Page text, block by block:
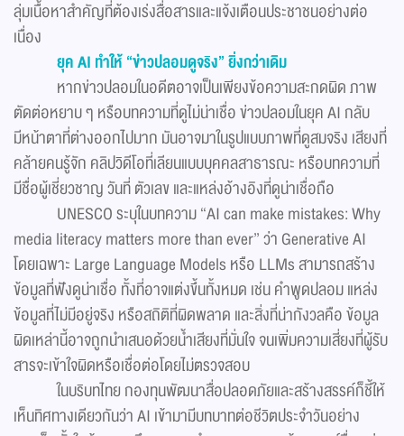
ลุ่มเนื้อหาสำคัญที่ต้องเร่งสื่อสารและแจ้งเตือนประชาชนอย่างต่อ
เนื่อง
ยุค AI ทำให้ “ข่าวปลอมดูจริง” ยิ่งกว่าเดิม
หากข่าวปลอมในอดีตอาจเป็นเพียงข้อความสะกดผิด ภาพ
ตัดต่อหยาบ ๆ หรือบทความที่ดูไม่น่าเชื่อ ข่าวปลอมในยุค AI กลับ
มีหน้าตาที่ต่างออกไปมาก มันอาจมาในรูปแบบภาพที่ดูสมจริง เสียงที่
คล้ายคนรู้จัก คลิปวิดีโอที่เลียนแบบบุคคลสาธารณะ หรือบทความที่
มีชื่อผู้เชี่ยวชาญ วันที่ ตัวเลข และแหล่งอ้างอิงที่ดูน่าเชื่อถือ
UNESCO ระบุในบทความ “AI can make mistakes: Why
media literacy matters more than ever” ว่า Generative AI
โดยเฉพาะ Large Language Models หรือ LLMs สามารถสร้าง
ข้อมูลที่ฟังดูน่าเชื่อ ทั้งที่อาจแต่งขึ้นทั้งหมด เช่น คำพูดปลอม แหล่ง
ข้อมูลที่ไม่มีอยู่จริง หรือสถิติที่ผิดพลาด และสิ่งที่น่ากังวลคือ ข้อมูล
ผิดเหล่านี้อาจถูกนำเสนอด้วยน้ำเสียงที่มั่นใจ จนเพิ่มความเสี่ยงที่ผู้รับ
สารจะเข้าใจผิดหรือเชื่อต่อโดยไม่ตรวจสอบ
ในบริบทไทย กองทุนพัฒนาสื่อปลอดภัยและสร้างสรรค์ก็ชี้ให้
เห็นทิศทางเดียวกันว่า AI เข้ามามีบทบาทต่อชีวิตประจำวันอย่าง